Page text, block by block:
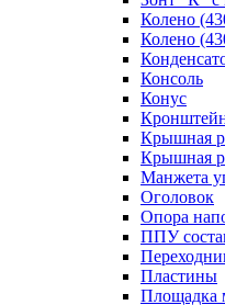
Колено
Колено
Консоль
Конус
Крышная
Крышная
Манжета
Оголовок
Опора
ППУ
Пластины
Площадка